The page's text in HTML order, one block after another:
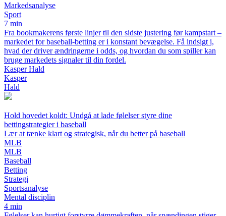
Markedsanalyse
Sport
7 min
Fra bookmakerens første linjer til den sidste justering før kampstart –
markedet for baseball-betting er i konstant bevægelse. Få indsigt i,
hvad der driver ændringerne i odds, og hvordan du som spiller kan
bruge markedets signaler til din fordel.
Kasper Hald
Kasper
Hald
Hold hovedet koldt: Undgå at lade følelser styre dine
bettingstrategier i baseball
Lær at tænke klart og strategisk, når du better på baseball
MLB
MLB
Baseball
Betting
Strategi
Sportsanalyse
Mental disciplin
4 min